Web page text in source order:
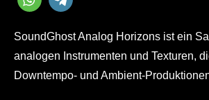
SoundGhost Analog Horizons ist ein
analogen Instrumenten und Texturen,
Downtempo- und Ambient-